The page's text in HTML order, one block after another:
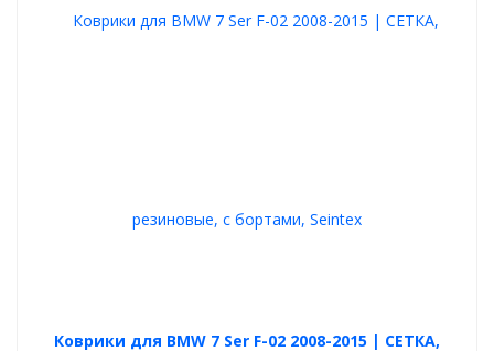
Коврики для BMW 7 Ser F-02 2008-2015 | СЕТКА,